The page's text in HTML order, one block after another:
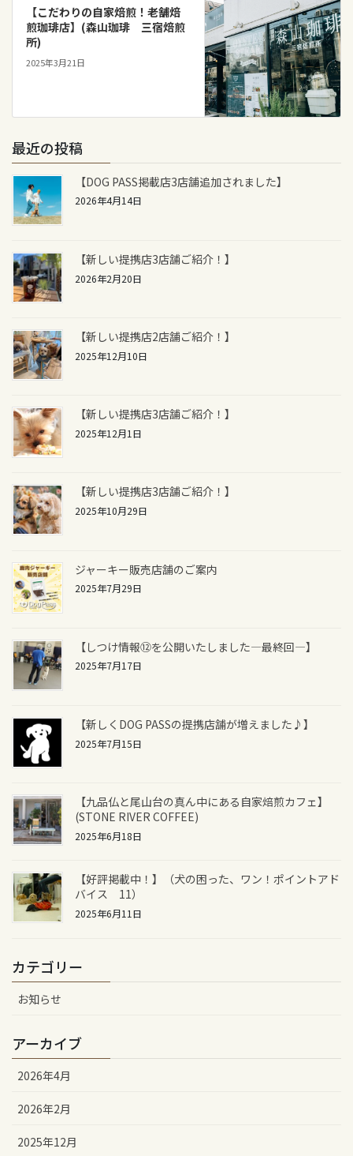
【こだわりの自家焙煎！老舗焙
煎珈琲店】(森山珈琲 三宿焙煎
所)
2025年3月21日
最近の投稿
【DOG PASS掲載店3店舗追加されました】
2026年4月14日
【新しい提携店3店舗ご紹介！】
2026年2月20日
【新しい提携店2店舗ご紹介！】
2025年12月10日
【新しい提携店3店舗ご紹介！】
2025年12月1日
【新しい提携店3店舗ご紹介！】
2025年10月29日
ジャーキー販売店舗のご案内
2025年7月29日
【しつけ情報⑫を公開いたしました―最終回―】
2025年7月17日
【新しくDOG PASSの提携店舗が増えました♪】
2025年7月15日
【九品仏と尾山台の真ん中にある自家焙煎カフェ】
(STONE RIVER COFFEE)
2025年6月18日
【好評掲載中！】（犬の困った、ワン！ポイントアド
バイス 11）
2025年6月11日
カテゴリー
お知らせ
アーカイブ
2026年4月
2026年2月
2025年12月